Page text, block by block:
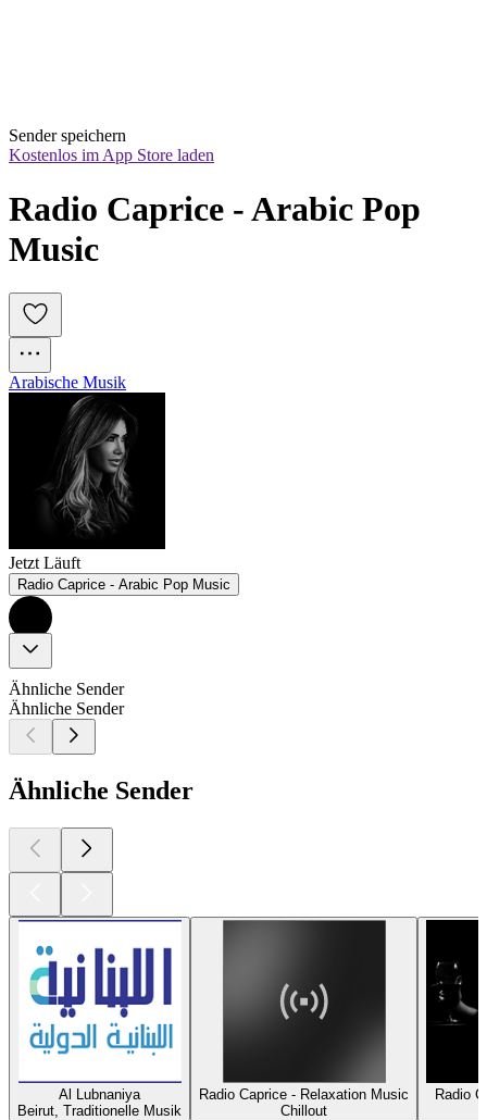
Sender speichern
Kostenlos im App Store laden
Radio Caprice - Arabic Pop
Music
Arabische Musik
Jetzt Läuft
Radio Caprice - Arabic Pop Music
Ähnliche Sender
Ähnliche Sender
Ähnliche Sender
Al Lubnaniya
Beirut, Traditionelle Musik
Radio Caprice - Relaxation Music
Chillout
Radio